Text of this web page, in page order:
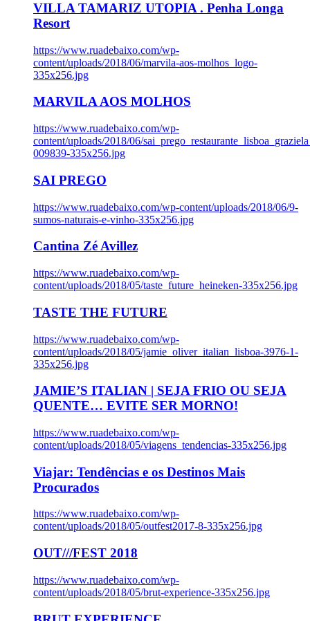
VILLA TAMARIZ UTOPIA . Penha Longa
Resort
https://www.ruadebaixo.com/wp-
content/uploads/2018/06/marvila-aos-molhos_logo-
335x256.jpg
MARVILA AOS MOLHOS
https://www.ruadebaixo.com/wp-
content/uploads/2018/06/
009839-335x256.jpg
SAI PREGO
https://www.ruadebaixo.com/wp-content/uploads/2018/06/9-
sumos-naturais-e-vinho-335x256.jpg
Cantina Zé Avillez
https://www.ruadebaixo.com/wp-
content/uploads/2018/05/taste_future_heineken-335x256.jpg
TASTE THE FUTURE
https://www.ruadebaixo.com/wp-
content/uploads/2018/05/jamie_oliver_italian_lisboa-3976-1-
335x256.jpg
JAMIE’S ITALIAN | SEJA FRIO OU SEJA
QUENTE… EVITE SER MORNO!
https://www.ruadebaixo.com/wp-
content/uploads/2018/05/viagens_tendencias-335x256.jpg
Viajar: Tendências e os Destinos Mais
Procurados
https://www.ruadebaixo.com/wp-
content/uploads/2018/05/outfest2017-8-335x256.jpg
OUT///FEST 2018
https://www.ruadebaixo.com/wp-
content/uploads/2018/05/brut-experience-335x256.jpg